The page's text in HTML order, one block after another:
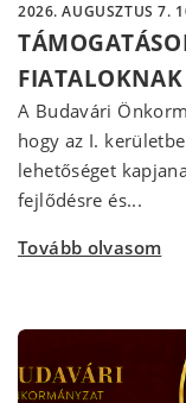
2026. AUGUSZTUS 7.
FIATALOKNAK
A Budavári
hogy az I.
lehetőséget
fejlődésre és...
Tovább olvasom